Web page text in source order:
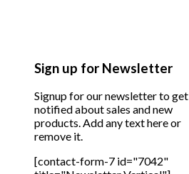
Sign up for Newsletter
Signup for our newsletter to get
notified about sales and new
products. Add any text here or
remove it.
[contact-form-7 id="7042"